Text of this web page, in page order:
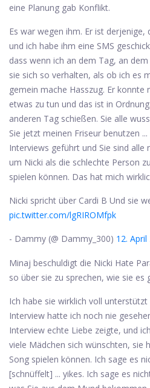
eine Planung gab Konflikt.
Es war wegen ihm. Er ist
und ich habe ihm eine SMS
dass wenn ich an dem Tag, an
sie sich so verhalten, als ob ich es
gemein mache Hasszug. Er
etwas zu tun und das ist in
anderen Tag schießen. Sie alle
Sie jetzt meinen Friseur benutzen
Interviews geführt und Sie sind alle
um Nicki als die schlechte Person
spielen können. Das hat mich
Nicki spricht über Cardi B Und sie
pic.twitter.com/lgRIROMfpk
- Dammy (@ Dammy_300) 12. April
Minaj beschuldigt die Nicki Hate
so über sie zu sprechen, wie sie es
Ich habe sie wirklich voll
Interview hatte ich noch nie
Interview echte Liebe zeigte, und
viele Mädchen sich wünschten, sie
Song spielen können. Ich sage es
[schnüffelt] ... yikes. Ich sage es